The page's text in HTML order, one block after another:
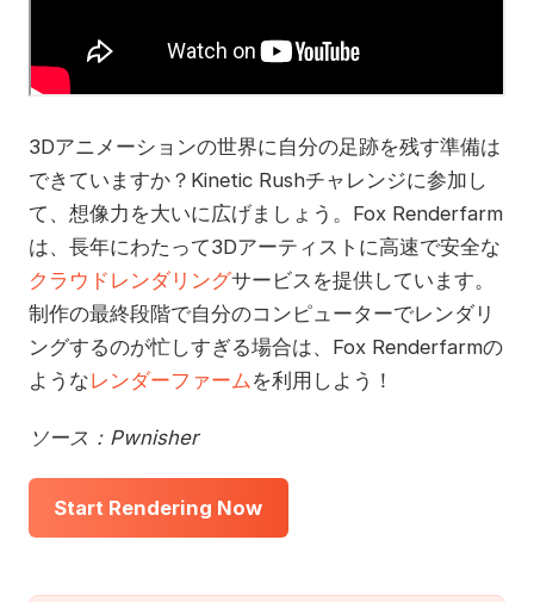
3Dアニメーションの世界に自分の足跡を残す準備は
できていますか？Kinetic Rushチャレンジに参加し
て、想像力を大いに広げましょう。Fox Renderfarm
は、長年にわたって3Dアーティストに高速で安全な
クラウドレンダリングサービスを提供しています。
制作の最終段階で自分のコンピューターでレンダリ
ングするのが忙しすぎる場合は、Fox Renderfarmの
ようなレンダーファームを利用しよう！
ソース：Pwnisher
Start Rendering Now